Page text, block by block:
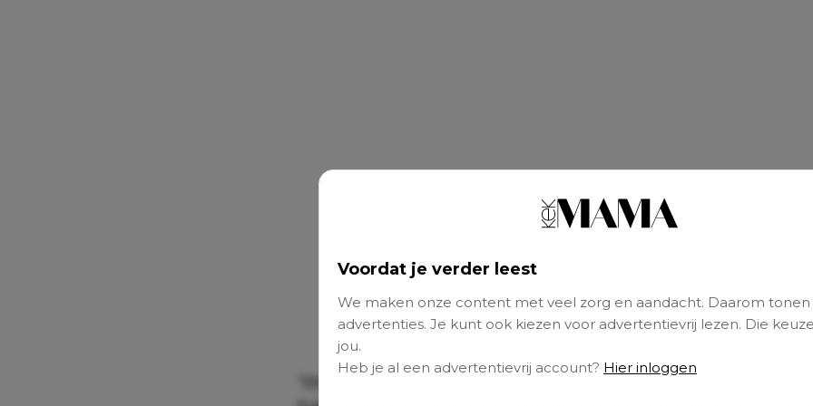
Voordat je verder leest
We maken onze content met veel zorg en aandacht. Daarom tonen
advertenties. Je kunt ook kiezen voor advertentievrij lezen. Die
jou.
Heb je al een advertentievrij account? Hier inloggen
‘Wat hadden wij een romantisch beeld van de eerste